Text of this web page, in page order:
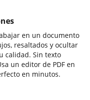
en un documento
resaltados y ocultar
calidad. Sin texto
un editor de PDF en
en minutos.